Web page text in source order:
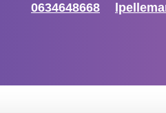
0634648668